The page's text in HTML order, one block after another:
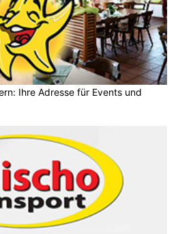
Ihre Adresse für Events und